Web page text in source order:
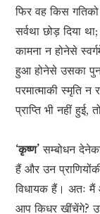
फिर वह किस गतिको
सर्वथा छोड़ दिया
कामना न होनेसे
हुआ होनेसे उसका
परमात्माकी स्मृति
प्राप्ति भी नहीं हुई,
‘कृष्ण’ सम्बोधन
हैं और उन
विधायक हैं। अतः
आप किधर खींचेंगे?